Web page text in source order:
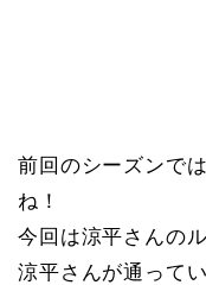
前回のシーズンで
ね！
今回は涼平さんの
涼平さんが通って